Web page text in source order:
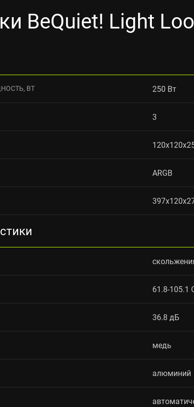
BeQuiet! Light
ВТ 250 Вт
3
ARGB
61.8-105.1
36.8 дБ
медь
алюминий